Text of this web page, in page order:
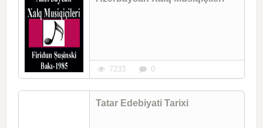
7233 0
Tatar Edebiyati Tarixi